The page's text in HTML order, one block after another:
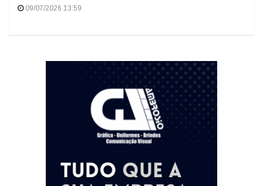
09/07/2026 13:59